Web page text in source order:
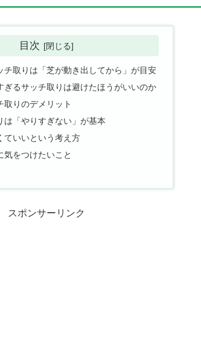
目次
チ取りは「芝が動き出してから」が目安
ぎるサッチ取りは避けたほうがいいのか
取りのデメリット
は「やりすぎない」が基本
ていいという考え方
気をつけたいこと
スポンサーリンク